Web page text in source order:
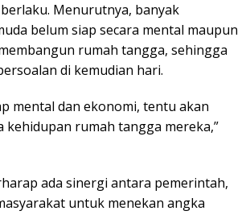
Menurutnya, banyak
belum siap secara mental maupun
rumah tangga, sehingga
di kemudian hari.
mental dan ekonomi, tentu akan
kehidupan rumah tangga mereka,”
ada sinergi antara pemerintah,
untuk menekan angka